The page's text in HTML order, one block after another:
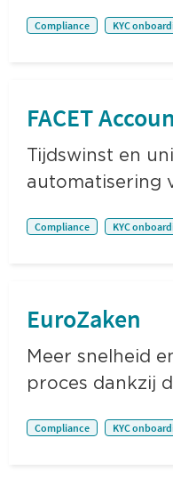
Compliance KYC
FACET
Tijdswinst en
automatisering
Compliance KYC
EuroZaken
Meer snelheid
proces dankzij
Compliance KYC